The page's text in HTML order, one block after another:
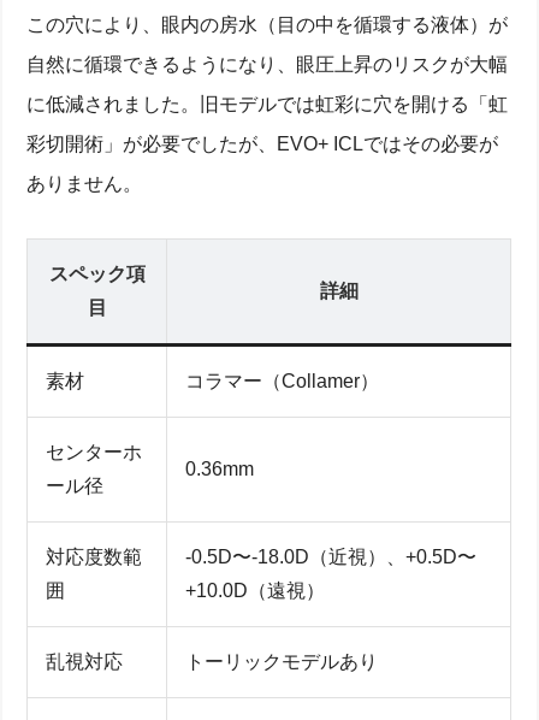
この穴により、眼内の房水（目の中を循環する液体）が
自然に循環できるようになり、眼圧上昇のリスクが大幅
に低減されました。旧モデルでは虹彩に穴を開ける「虹
彩切開術」が必要でしたが、EVO+ ICLではその必要が
ありません。
スペック項
目
詳細
素材 コラマー（Collamer）
センターホ
ール径
0.36mm
対応度数範
囲
-0.5D〜-18.0D（近視）、+0.5D〜
+10.0D（遠視）
乱視対応 トーリックモデルあり